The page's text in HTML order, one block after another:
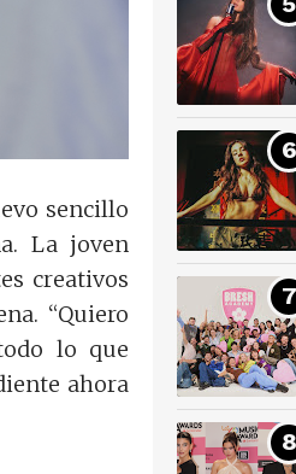
sencillo
La joven
creativos
“Quiero
lo que
ahora